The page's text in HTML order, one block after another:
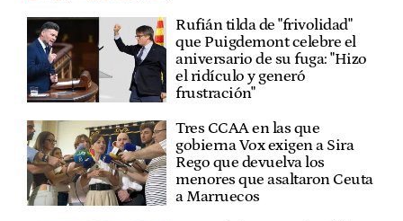
Rufián tilda de "frivolidad"
que Puigdemont celebre el
aniversario de su fuga: "Hizo
el ridículo y generó
frustración"
Tres CCAA en las que
gobierna Vox exigen a Sira
Rego que devuelva los
menores que asaltaron Ceuta
a Marruecos